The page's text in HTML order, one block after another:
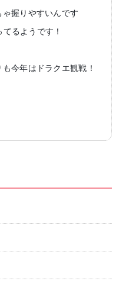
握りやすいんです
るようです！
今年はドラクエ観戦！